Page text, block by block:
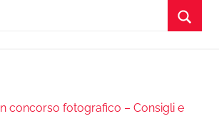
concorso fotografico – Consigli e